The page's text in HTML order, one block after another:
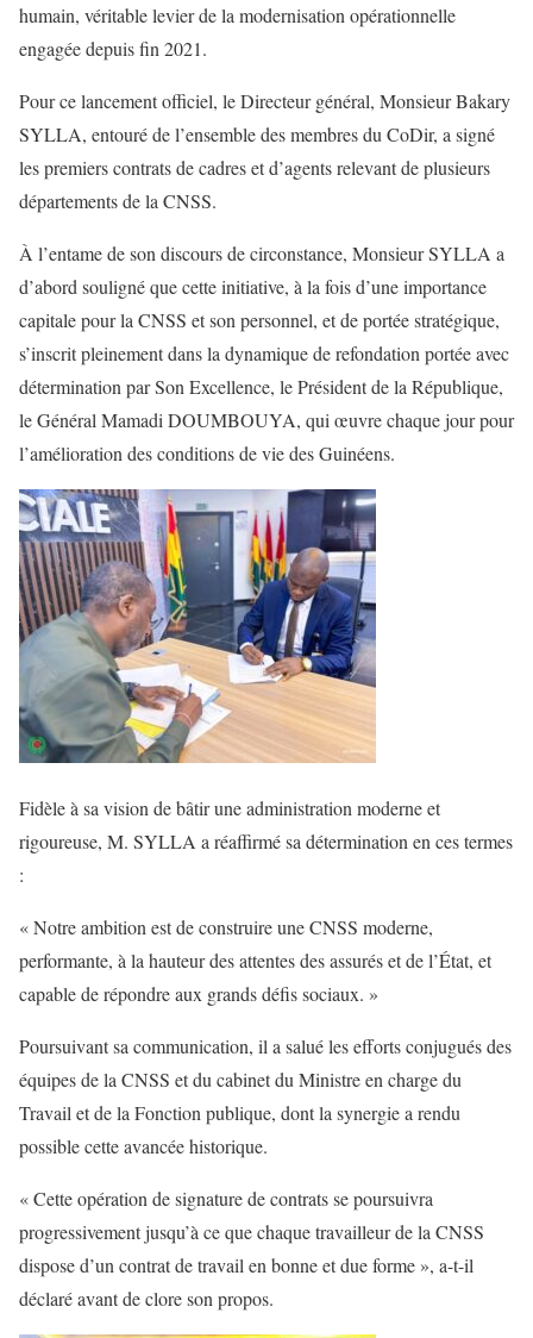
humain, véritable levier de la modernisation opérationnelle
engagée depuis fin 2021.
Pour ce lancement officiel, le Directeur général, Monsieur Bakary
SYLLA, entouré de l’ensemble des membres du CoDir, a signé
les premiers contrats de cadres et d’agents relevant de plusieurs
départements de la CNSS.
À l’entame de son discours de circonstance, Monsieur SYLLA a
d’abord souligné que cette initiative, à la fois d’une importance
capitale pour la CNSS et son personnel, et de portée stratégique,
s’inscrit pleinement dans la dynamique de refondation portée avec
détermination par Son Excellence, le Président de la République,
le Général Mamadi DOUMBOUYA, qui œuvre chaque jour pour
l’amélioration des conditions de vie des Guinéens.
Fidèle à sa vision de bâtir une administration moderne et
rigoureuse, M. SYLLA a réaffirmé sa détermination en ces termes
:
« Notre ambition est de construire une CNSS moderne,
performante, à la hauteur des attentes des assurés et de l’État, et
capable de répondre aux grands défis sociaux. »
Poursuivant sa communication, il a salué les efforts conjugués des
équipes de la CNSS et du cabinet du Ministre en charge du
Travail et de la Fonction publique, dont la synergie a rendu
possible cette avancée historique.
« Cette opération de signature de contrats se poursuivra
progressivement jusqu’à ce que chaque travailleur de la CNSS
dispose d’un contrat de travail en bonne et due forme », a-t-il
déclaré avant de clore son propos.